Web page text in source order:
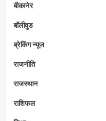
बीकानेर
बॉलीवुड
ब्रेकिंग न्यूज
राजनीति
राजस्थान
राशिफल